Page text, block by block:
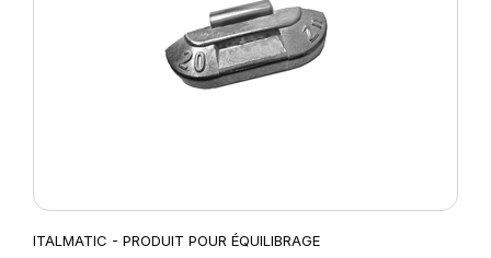
ITALMATIC - PRODUIT POUR ÉQUILIBRAGE